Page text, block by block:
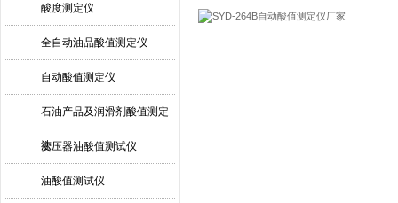
酸度测定仪
全自动油品酸值测定仪
自动酸值测定仪
石油产品及润滑剂酸值测定
法
变压器油酸值测试仪
油酸值测试仪